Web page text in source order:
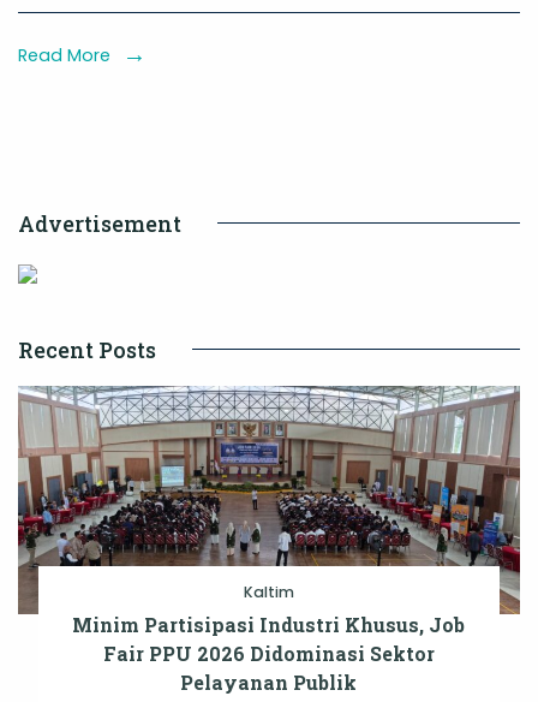
Haji
Tanah
Read More
Advertisement
Recent Posts
Kaltim
Minim Partisipasi Industri Khusus, Job
Fair PPU 2026 Didominasi Sektor
Pelayanan Publik